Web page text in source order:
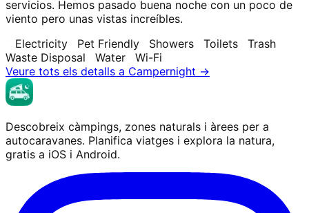
servicios. Hemos pasado buena noche con un poco de
viento pero unas vistas increíbles.
Electricity
Pet Friendly Showers Toilets
Trash
Waste Disposal
Water
Wi-Fi
Veure tots els detalls a Campernight →
Descobreix càmpings, zones naturals i àrees per a
autocaravanes. Planifica viatges i explora la natura,
gratis a iOS i Android.